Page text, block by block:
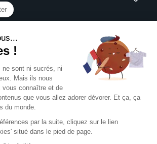
?
client
PAIEMENT
!
sont ni sucrés, ni
Mais ils nous
vous connaître et de
que vous allez adorer dévorer. Et ça, ça
du monde.
par la suite, cliquez sur le lien
situé dans le pied de page.